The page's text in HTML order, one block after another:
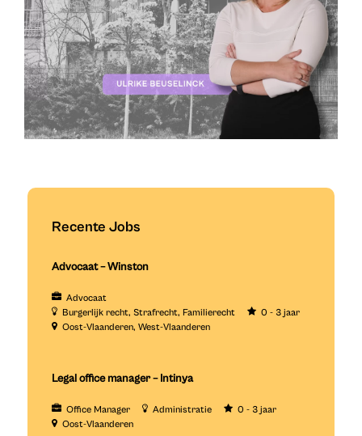
Recente Jobs
Advocaat – Winston
Advocaat
Burgerlijk recht Strafrecht Familierecht
0 - 3 jaar
Oost-Vlaanderen West-Vlaanderen
Legal office manager – Intinya
Office Manager Administratie
0 - 3 jaar
Oost-Vlaanderen